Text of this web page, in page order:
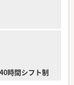
可能です。
います。
す。
を行います。
にも有意義です。
を行います。
時間シフト制